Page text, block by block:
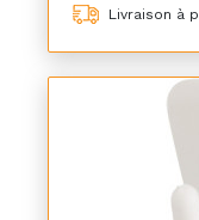
Livraison à